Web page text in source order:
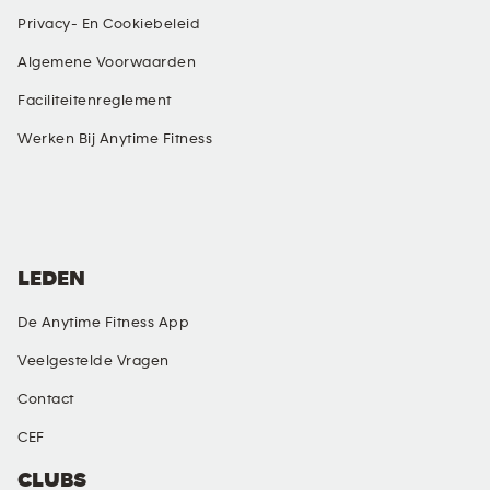
Privacy- En Cookiebeleid
Algemene Voorwaarden
Faciliteitenreglement
Werken Bij Anytime Fitness
CLUBS
LEDEN
De Anytime Fitness App
Veelgestelde Vragen
Contact
CEF